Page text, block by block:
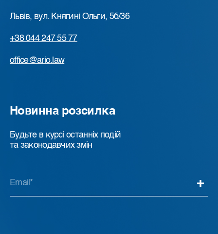
Львів, вул. Княгині Ольги, 5б/36
+38 044 247 55 77
office@ario.law
Новинна розсилка
Будьте в курсі останніх подій
та законодавчих змін